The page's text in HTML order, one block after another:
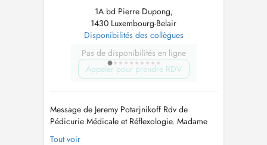
1A bd Pierre Dupong,
1430 Luxembourg-Belair
Disponibilités des collègues
Pas de disponibilités en ligne
Appeler pour prendre RDV
Message de Jeremy Potarjnikoff Rdv de
Pédicurie Médicale et Réflexologie. Madame
MEDRALA-CISZOWSKA Halina vous accueille
Tout voir